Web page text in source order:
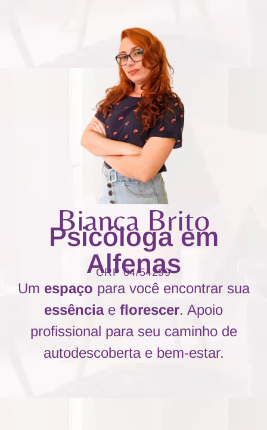
Bianca Brito
Psicóloga em
Alfenas
CRP 04/54299
Um espaço para você encontrar sua
essênciae florescer. Apoio
profissional para seu caminho de
autodescoberta e bem-estar.